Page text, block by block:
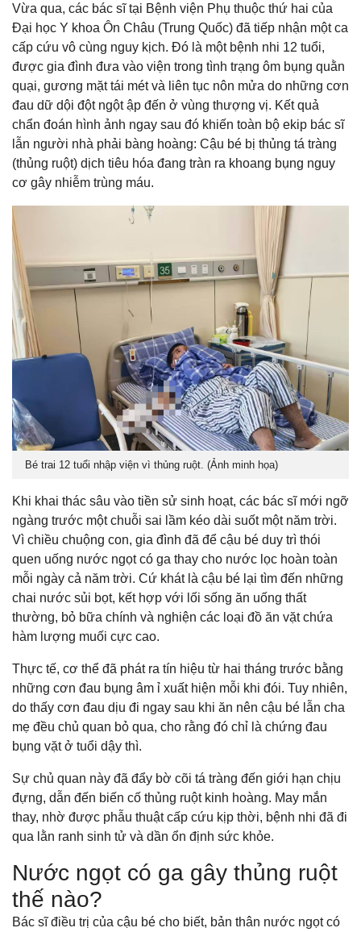
Vừa qua, các bác sĩ tại Bệnh viện Phụ thuộc thứ hai của
Đại học Y khoa Ôn Châu (Trung Quốc) đã tiếp nhận một ca
cấp cứu vô cùng nguy kịch. Đó là một bệnh nhi 12 tuổi,
được gia đình đưa vào viện trong tình trạng ôm bụng quằn
quại, gương mặt tái mét và liên tục nôn mửa do những cơn
đau dữ dội đột ngột ập đến ở vùng thượng vị. Kết quả
chẩn đoán hình ảnh ngay sau đó khiến toàn bộ ekip bác sĩ
lẫn người nhà phải bàng hoàng: Cậu bé bị thủng tá tràng
(thủng ruột) dịch tiêu hóa đang tràn ra khoang bụng nguy
cơ gây nhiễm trùng máu.
Bé trai 12 tuổi nhập viện vì thủng ruột. (Ảnh minh họa)
Khi khai thác sâu vào tiền sử sinh hoạt, các bác sĩ mới ngỡ
ngàng trước một chuỗi sai lầm kéo dài suốt một năm trời.
Vì chiều chuộng con, gia đình đã để cậu bé duy trì thói
quen uống nước ngọt có ga thay cho nước lọc hoàn toàn
mỗi ngày cả năm trời. Cứ khát là cậu bé lại tìm đến những
chai nước sủi bọt, kết hợp với lối sống ăn uống thất
thường, bỏ bữa chính và nghiện các loại đồ ăn vặt chứa
hàm lượng muối cực cao.
Thực tế, cơ thể đã phát ra tín hiệu từ hai tháng trước bằng
những cơn đau bụng âm ỉ xuất hiện mỗi khi đói. Tuy nhiên,
do thấy cơn đau dịu đi ngay sau khi ăn nên cậu bé lẫn cha
mẹ đều chủ quan bỏ qua, cho rằng đó chỉ là chứng đau
bụng vặt ở tuổi dậy thì.
Sự chủ quan này đã đẩy bờ cõi tá tràng đến giới hạn chịu
đựng, dẫn đến biến cố thủng ruột kinh hoàng. May mắn
thay, nhờ được phẫu thuật cấp cứu kịp thời, bệnh nhi đã đi
qua lằn ranh sinh tử và dần ổn định sức khỏe.
Nước ngọt có ga gây thủng ruột
thế nào?
Bác sĩ điều trị của cậu bé cho biết, bản thân nước ngọt có